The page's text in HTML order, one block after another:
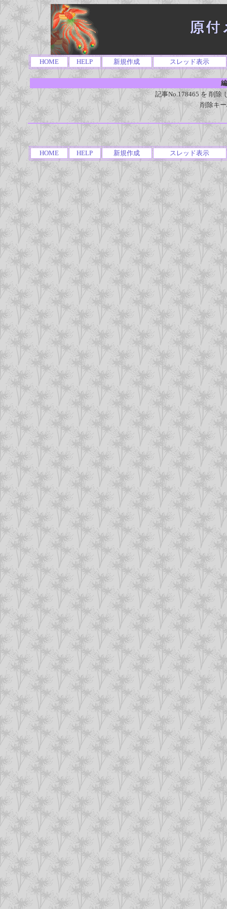
HOME HELP 新規作成 スレッド表示
記事No.178465 を 削除
削除キ
HOME HELP 新規作成 スレッド表示